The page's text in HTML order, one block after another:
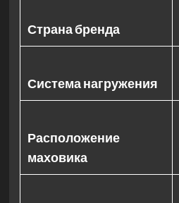
Страна бренда
Система нагружения
Расположение
маховика